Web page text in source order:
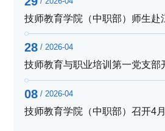
28 / 2026-04
08 / 2026-04
技师教育学院（中职部）召开4